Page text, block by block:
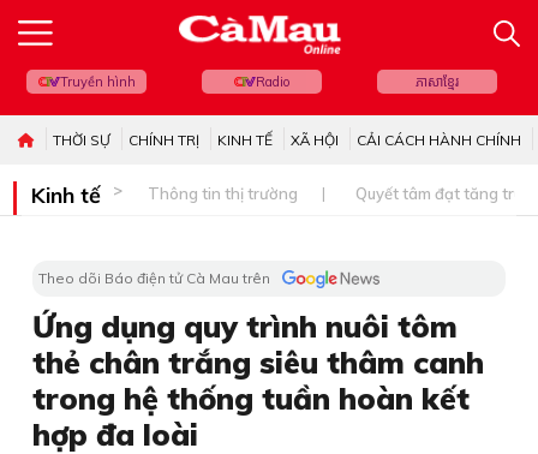
Truyền hình Radio ភាសាខ្មែរ
THỜI SỰ CHÍNH TRỊ KINH TẾ XÃ HỘI CẢI CÁCH HÀNH CHÍNH
Kinh tế Thông tin thị trường Quyết tâm đạt tăng
Theo dõi Báo điện tử Cà Mau trên
Ứng dụng quy trình nuôi tôm
thẻ chân trắng siêu thâm canh
trong hệ thống tuần hoàn kết
hợp đa loài